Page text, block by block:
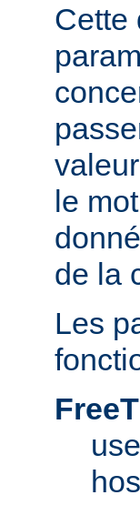
Cette
le
de la
Les